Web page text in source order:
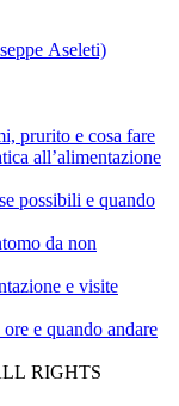
Aseleti)
prurito e cosa fare
all’alimentazione
possibili e quando
da non
e visite
e quando andare
RIGHTS